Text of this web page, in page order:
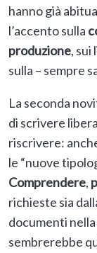
hanno già
l’accento sulla
produzione,
sulla – sempre
La seconda
di scrivere
riscrivere:
le “nuove
Comprendere,
richieste sia
documenti
sembrerebbe